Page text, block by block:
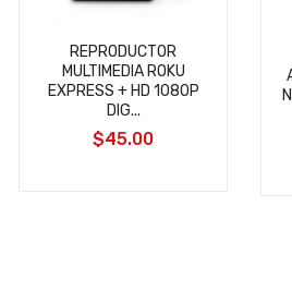
REPRODUCTOR
MULTIMEDIA ROKU
EXPRESS + HD 1080P
DIG...
$45.00